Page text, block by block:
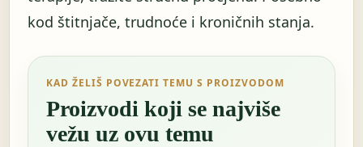
kod štitnjače, trudnoće i kroničnih stanja.
KAD ŽELIŠ POVEZATI TEMU S PROIZVODOM
Proizvodi koji se najviše
vežu uz ovu temu